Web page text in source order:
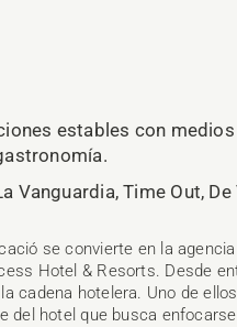
estables con
Vanguardia, Time Out,
se convierte en la
Hotel & Resorts. Desde
cadena hotelera. Uno de
del hotel que busca